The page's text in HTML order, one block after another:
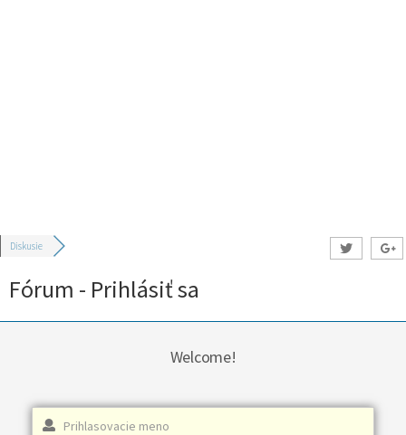
Diskusie
Fórum - Prihlásiť sa
Welcome!